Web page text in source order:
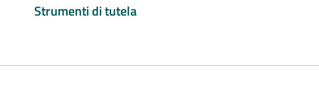
Strumenti di tutela